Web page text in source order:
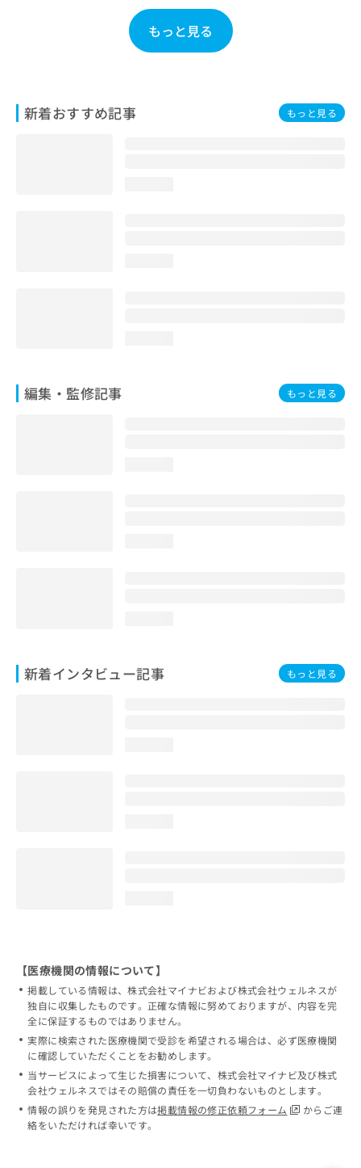
もっと見る
新着おすすめ記事 もっと見る
編集・監修記事 もっと見る
新着インタビュー記事 もっと見る
は
こ
【医療機関の情報について】
掲載している情報は、株式会社マイナビおよび株式会社ウェルネスが
独自に収集したものです。正確な情報に努めておりますが、内容を完
全に保証するものではありません。
実際に検索された医療機関で受診を希望される場合は、必ず医療機関
に確認していただくことをお勧めします。
当サービスによって生じた損害について、株式会社マイナビ及び株式
会社ウェルネスではその賠償の責任を一切負わないものとします。
情報の誤りを発見された方は掲載情報の修正依頼フォーム
からご連
絡をいただければ幸いです。